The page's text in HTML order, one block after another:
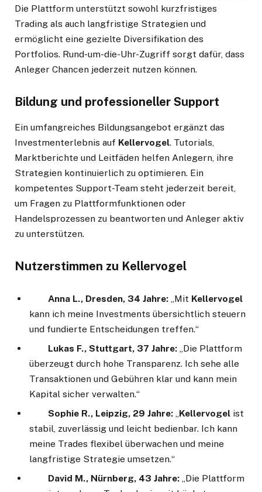
Die Plattform unterstützt sowohl kurzfristiges
Trading als auch langfristige Strategien und
ermöglicht eine gezielte Diversifikation des
Portfolios. Rund-um-die-Uhr-Zugriff sorgt dafür, dass
Anleger Chancen jederzeit nutzen können.
Bildung und professioneller Support
Ein umfangreiches Bildungsangebot ergänzt das
Investmenterlebnis auf Kellervogel. Tutorials,
Marktberichte und Leitfäden helfen Anlegern, ihre
Strategien kontinuierlich zu optimieren. Ein
kompetentes Support-Team steht jederzeit bereit,
um Fragen zu Plattformfunktionen oder
Handelsprozessen zu beantworten und Anleger aktiv
zu unterstützen.
Nutzerstimmen zu Kellervogel
Anna L., Dresden, 34 Jahre: „Mit Kellervogel
kann ich meine Investments übersichtlich steuern
und fundierte Entscheidungen treffen.“
Lukas F., Stuttgart, 37 Jahre: „Die Plattform
überzeugt durch hohe Transparenz. Ich sehe alle
Transaktionen und Gebühren klar und kann mein
Kapital sicher verwalten.“
Sophie R., Leipzig, 29 Jahre: „Kellervogel ist
stabil, zuverlässig und leicht bedienbar. Ich kann
meine Trades flexibel überwachen und meine
langfristige Strategie umsetzen.“
David M., Nürnberg, 43 Jahre: „Die Plattform